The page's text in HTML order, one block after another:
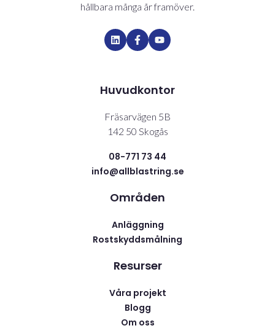
hållbara många år framöver.
Huvudkontor
Fräsarvägen 5B
142 50 Skogås
08-771 73 44
info@allblastring.se
Områden
Anläggning
Rostskyddsmålning
Resurser
Våra projekt
Blogg
Om oss